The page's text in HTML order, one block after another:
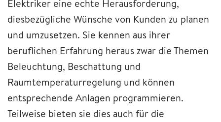
Elektriker eine echte Herausforderung,
diesbezügliche Wünsche von Kunden zu planen
und umzusetzen. Sie kennen aus ihrer
beruflichen Erfahrung heraus zwar die Themen
Beleuchtung, Beschattung und
Raumtemperaturregelung und können
entsprechende Anlagen programmieren.
Teilweise bieten sie dies auch für die